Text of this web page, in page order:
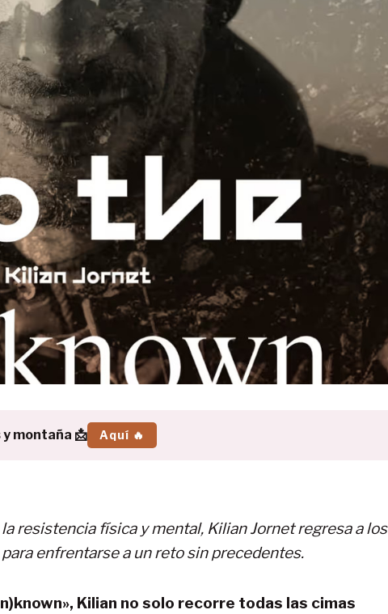
y montaña 📩 Aquí 🔥
resistencia física y mental, Kilian Jornet regresa a los
enfrentarse a un reto sin precedentes.
Kilian no solo recorre todas las cimas